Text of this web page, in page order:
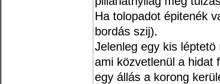
Ha tolopadot épitenék
bordás szij).
Jelenleg egy kis
ami közvetlenül a hidat
egy állás a korong